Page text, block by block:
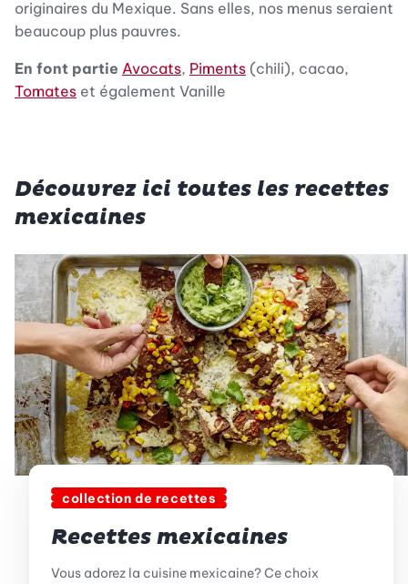
originaires du Mexique. Sans elles, nos menus seraient
beaucoup plus pauvres.
En font partie Avocats, Piments (chili), cacao,
Tomates et également Vanille
Découvrez ici toutes les recettes
mexicaines
collection de recettes
Recettes mexicaines
Vous adorez la cuisine mexicaine? Ce choix